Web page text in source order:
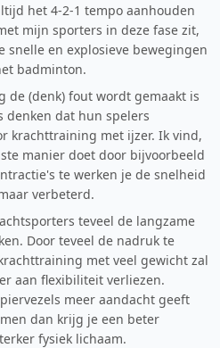
het 4-2-1 tempo aanhouden
mijn sporters in deze fase zit,
snelle en explosieve bewegingen
badminton.
de (denk) fout wordt gemaakt is
denken dat hun spelers
krachttraining met ijzer. Ik vind,
manier doet door bijvoorbeeld
te werken je de snelheid
verbeterd.
teveel de langzame
Door teveel de nadruk te
met veel gewicht zal
aan flexibiliteit verliezen.
meer aandacht geeft
dan krijg je een beter
fysiek lichaam.